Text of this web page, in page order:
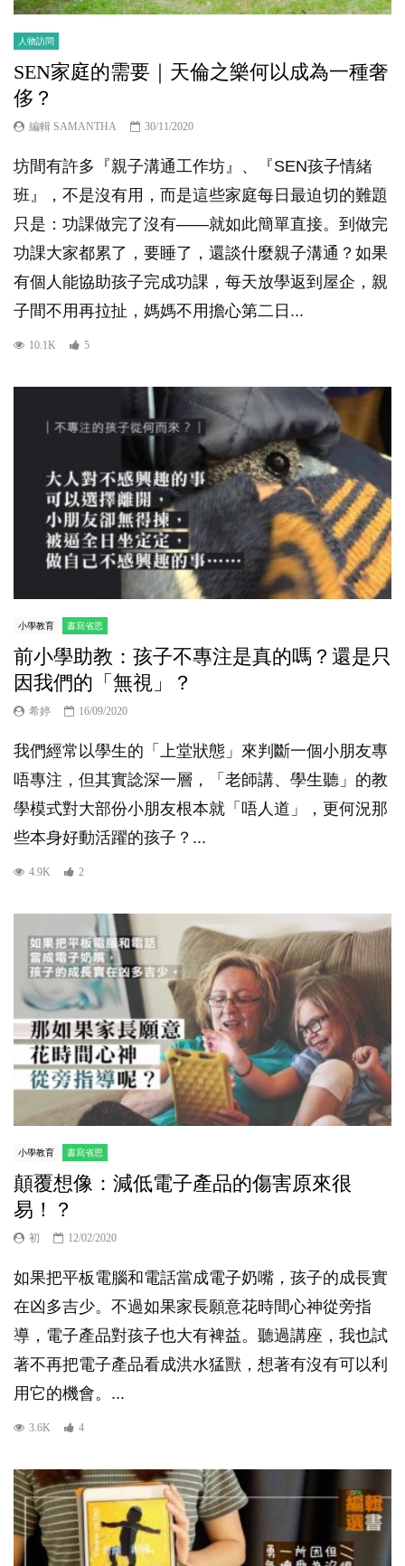
人物訪問
SEN家庭的需要｜天倫之樂何以成為一種奢
侈？
編輯 SAMANTHA 30/11/2020
坊間有許多『親子溝通工作坊』、『SEN孩子情緒
班』，不是沒有用，而是這些家庭每日最迫切的難題
只是：功課做完了沒有——就如此簡單直接。到做完
功課大家都累了，要睡了，還談什麼親子溝通？如果
有個人能協助孩子完成功課，每天放學返到屋企，親
子間不用再拉扯，媽媽不用擔心第二日...
10.1K 5
小學教育 書寫省思
前小學助教：孩子不專注是真的嗎？還是只
因我們的「無視」？
希婷 16/09/2020
我們經常以學生的「上堂狀態」來判斷一個小朋友專
唔專注，但其實諗深一層，「老師講、學生聽」的教
學模式對大部份小朋友根本就「唔人道」，更何況那
些本身好動活躍的孩子？...
4.9K 2
小學教育 書寫省思
顛覆想像：減低電子產品的傷害原來很
易！？
初 12/02/2020
如果把平板電腦和電話當成電子奶嘴，孩子的成長實
在凶多吉少。不過如果家長願意花時間心神從旁指
導，電子產品對孩子也大有裨益。聽過講座，我也試
著不再把電子產品看成洪水猛獸，想著有沒有可以利
用它的機會。...
3.6K 4